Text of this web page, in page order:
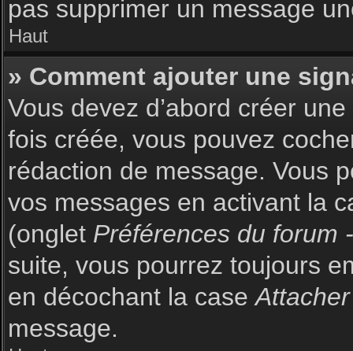
pas supprimer un message
Haut
» Comment ajouter une
Vous devez d’abord créer
fois créée, vous pouvez
rédaction de message. Vous
vos messages en activant la
(onglet Préférences du forum
suite, vous pourrez toujours
en décochant la case
message.